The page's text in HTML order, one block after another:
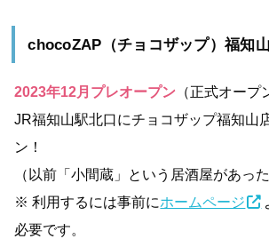
chocoZAP（チョコザップ）福知
2023年12月プレオープン （正式オープ
JR福知山駅北口にチョコザップ福知山
ン！
（以前「小間蔵」という居酒屋があった
※ 利用するには事前にホームページ
必要です。